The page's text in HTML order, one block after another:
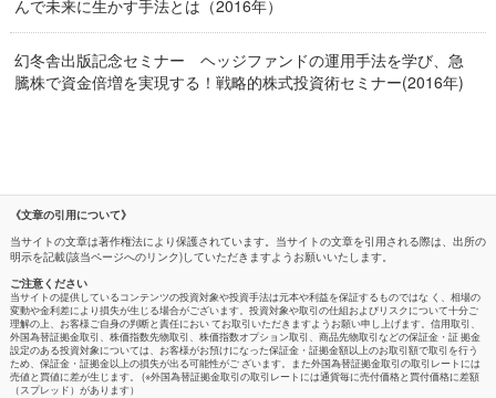
んで未来に生かす手法とは（2016年）
幻冬舎出版記念セミナー ヘッジファンドの運用手法を学び、急
騰株で資金倍増を実現する！戦略的株式投資術セミナー(2016年)
《文章の引用について》
当サイトの文章は著作権法により保護されています。当サイトの文章を引用される際は、出所の
明示を記載(該当ページへのリンク)していただきますようお願いいたします。
ご注意ください
当サイトの提供しているコンテンツの投資対象や投資手法は元本や利益を保証するものではな く、相場の
変動や金利差により損失が生じる場合がございます。投資対象や取引の仕組およびリスクについて十分ご
理解の上、お客様ご自身の判断と責任におい てお取引いただきますようお願い申し上げます。信用取引、
外国為替証拠金取引、株価指数先物取引、株価指数オプション取引、商品先物取引などの保証金・証 拠金
設定のある投資対象については、お客様がお預けになった保証金・証拠金額以上のお取引額で取引を行う
ため、保証金・証拠金以上の損失が出る可能性がご ざいます。また外国為替証拠金取引の取引レートには
売値と買値に差が生じます。 (※外国為替証拠金取引の取引レートには通貨毎に売付価格と買付価格に差額
（スプレッド）があります）